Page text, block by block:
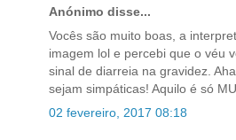
Anónimo disse...
Vocês são muito boas, a
imagem lol e percebi que o véu
sinal de diarreia na gravidez.
sejam simpáticas! Aquilo é só
02 fevereiro, 2017 08:18